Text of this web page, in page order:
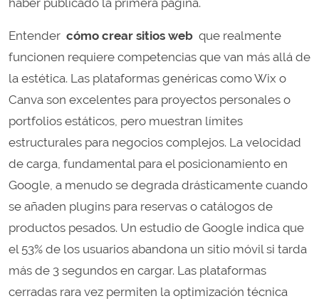
haber publicado la primera página.
Entender cómo crear sitios web que realmente
funcionen requiere competencias que van más allá de
la estética. Las plataformas genéricas como Wix o
Canva son excelentes para proyectos personales o
portfolios estáticos, pero muestran límites
estructurales para negocios complejos. La velocidad
de carga, fundamental para el posicionamiento en
Google, a menudo se degrada drásticamente cuando
se añaden plugins para reservas o catálogos de
productos pesados. Un estudio de Google indica que
el 53% de los usuarios abandona un sitio móvil si tarda
más de 3 segundos en cargar. Las plataformas
cerradas rara vez permiten la optimización técnica